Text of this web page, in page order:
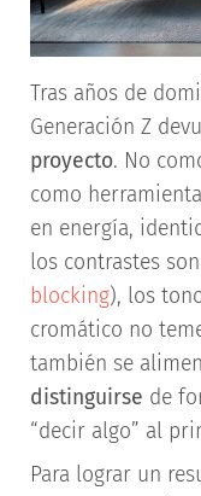
Tras años de
Generación Z
proyecto. No
como
en energía,
los contrastes
blocking), los
cromático no
también se
distinguirse de
“decir algo” al
Para lograr un